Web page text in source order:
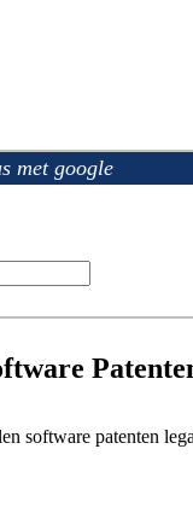
met google
software patenten